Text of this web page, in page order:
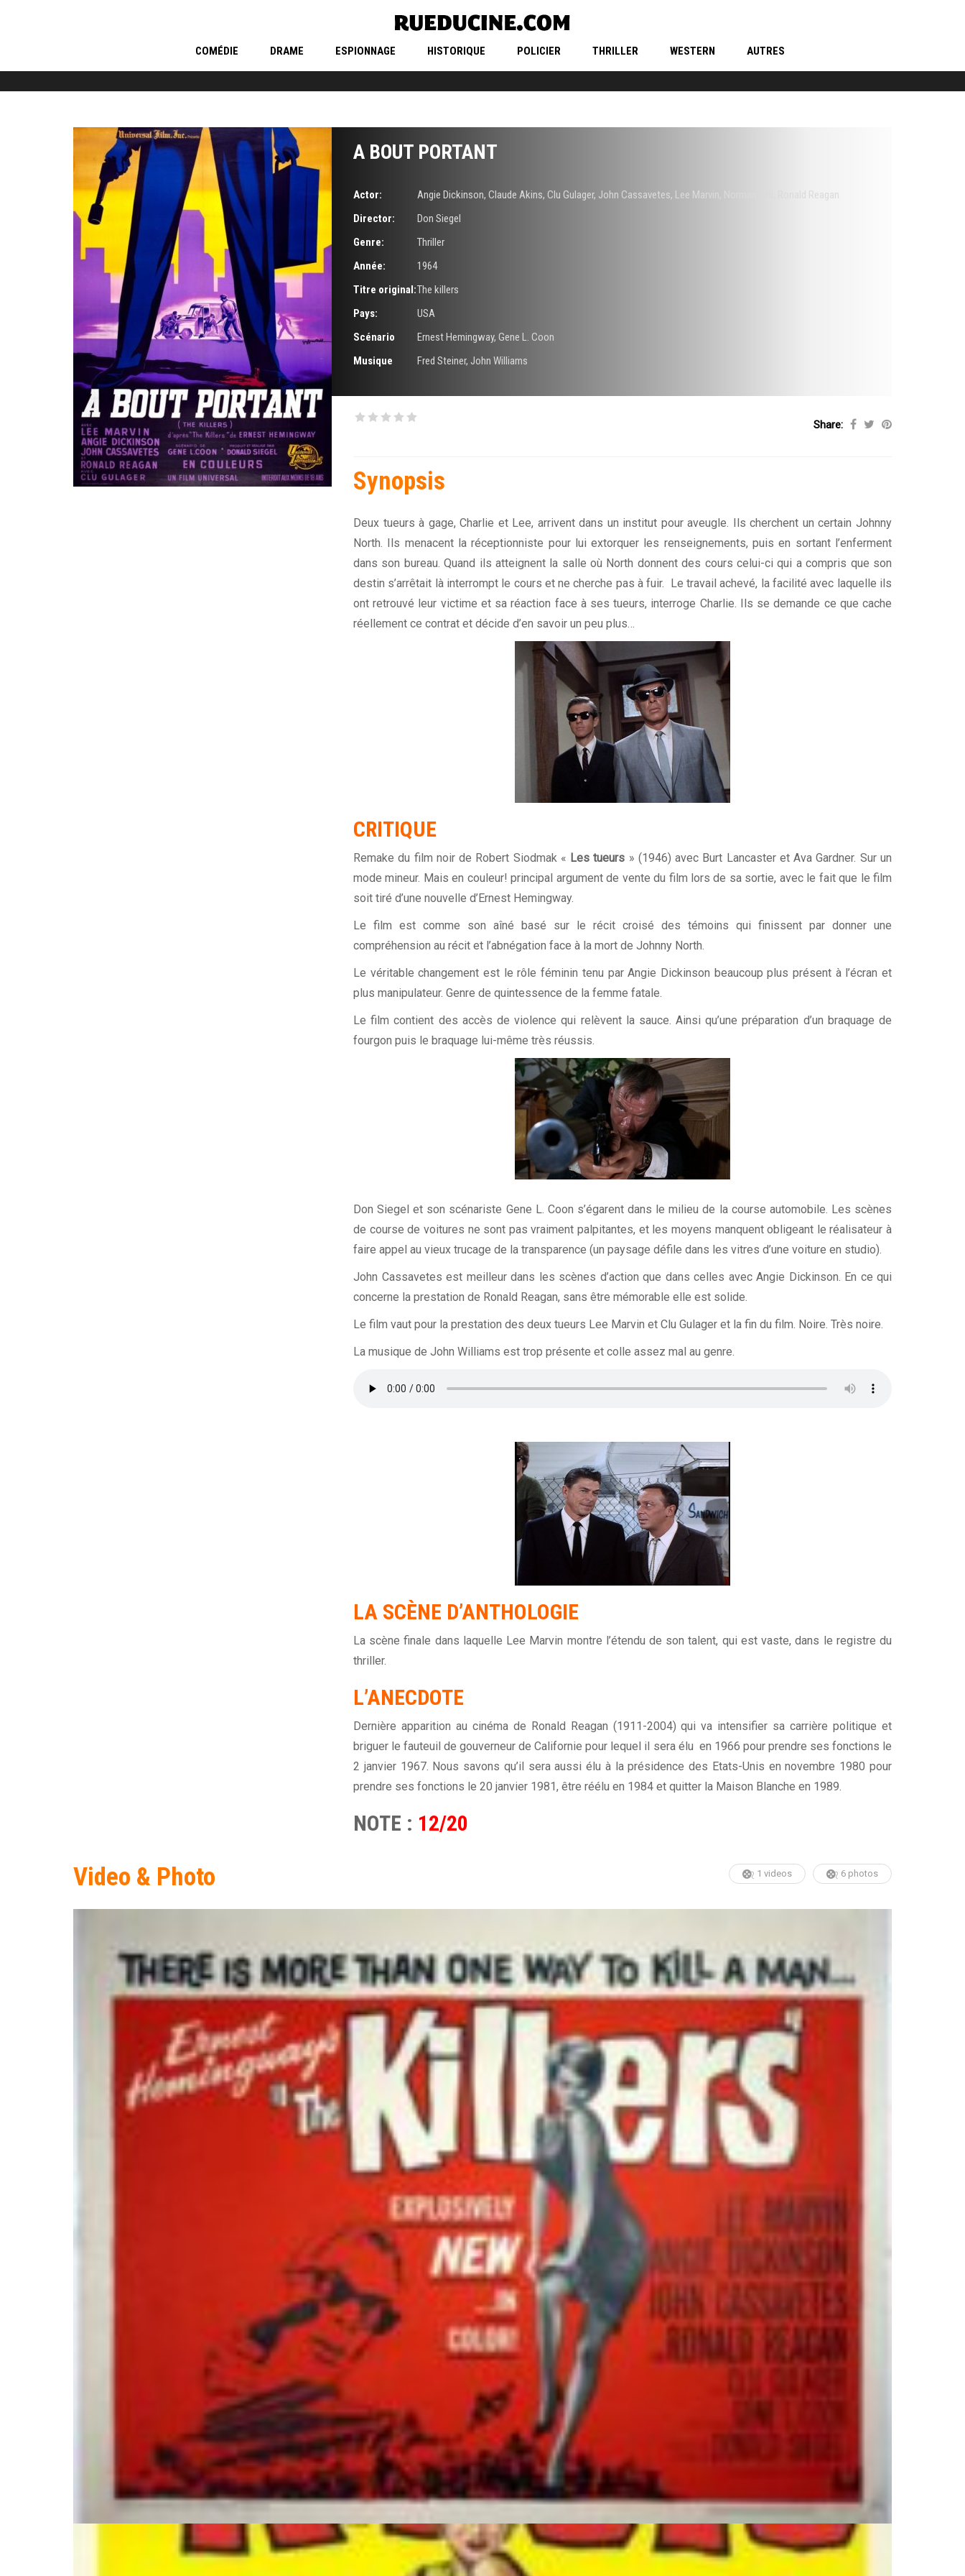
COMÉDIE DRAME ESPIONNAGE HISTORIQUE POLICIER THRILLER WESTERN AUTRES
A BOUT PORTANT
Actor: Angie Dickinson, Claude Akins, Clu Gulager, John Cassavetes, Lee Marvin
Ronald Reagan
Director:
Don Siegel
Genre:
Thriller
Année:
1964
Titre original:The killers
Pays:
USA
Scénario
Ernest Hemingway, Gene L. Coon
Musique
Fred Steiner, John Williams
Share:
Synopsis
Deux tueurs à gage, Charlie et Lee, arrivent dans un institut pour aveugle. Ils cherchent un certain Johnny
North. Ils menacent la réceptionniste pour lui extorquer les renseignements, puis en sortant l’enferment
dans son bureau. Quand ils atteignent la salle où North donnent des cours celui-ci qui a compris que son
destin s’arrêtait là interrompt le cours et ne cherche pas à fuir. Le travail achevé, la facilité avec laquelle ils
ont retrouvé leur victime et sa réaction face à ses tueurs, interroge Charlie. Ils se demande ce que cache
réellement ce contrat et décide d’en savoir un peu plus…
CRITIQUE
Remake du film noir de Robert Siodmak « Les tueurs » (1946) avec Burt Lancaster et Ava Gardner. Sur un
mode mineur. Mais en couleur! principal argument de vente du film lors de sa sortie, avec le fait que le film
soit tiré d’une nouvelle d’Ernest Hemingway.
Le film est comme son aîné basé sur le récit croisé des témoins qui finissent par donner une
compréhension au récit et l’abnégation face à la mort de Johnny North.
Le véritable changement est le rôle féminin tenu par Angie Dickinson beaucoup plus présent à l’écran et
plus manipulateur. Genre de quintessence de la femme fatale.
Le film contient des accès de violence qui relèvent la sauce. Ainsi qu’une préparation d’un braquage de
fourgon puis le braquage lui-même très réussis.
Don Siegel et son scénariste Gene L. Coon s’égarent dans le milieu de la course automobile. Les scènes
de course de voitures ne sont pas vraiment palpitantes, et les moyens manquent obligeant le réalisateur à
faire appel au vieux trucage de la transparence (un paysage défile dans les vitres d’une voiture en studio).
John Cassavetes est meilleur dans les scènes d’action que dans celles avec Angie Dickinson. En ce qui
concerne la prestation de Ronald Reagan, sans être mémorable elle est solide.
Le film vaut pour la prestation des deux tueurs Lee Marvin et Clu Gulager et la fin du film. Noire. Très noire.
La musique de John Williams est trop présente et colle assez mal au genre.
LA SCÈNE D’ANTHOLOGIE
La scène finale dans laquelle Lee Marvin montre l’étendu de son talent, qui est vaste, dans le registre du
thriller.
L’ANECDOTE
Dernière apparition au cinéma de Ronald Reagan (1911-2004) qui va intensifier sa carrière politique et
briguer le fauteuil de gouverneur de Californie pour lequel il sera élu en 1966 pour prendre ses fonctions le
2 janvier 1967. Nous savons qu’il sera aussi élu à la présidence des Etats-Unis en novembre 1980 pour
prendre ses fonctions le 20 janvier 1981, être réélu en 1984 et quitter la Maison Blanche en 1989.
NOTE : 12/20
Video & Photo 1 videos 6 photos